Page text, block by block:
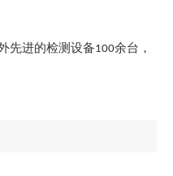
先进的检测设备100余台，